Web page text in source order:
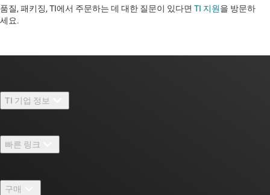
품질, 패키징, TI에서 주문하는 데 대한 질문이 있다면 TI 지원을 방문하
세요. ​​​​​​​​​​​​​​
TI 기업 정보
채용
뉴스룸
빠른 링크
구매